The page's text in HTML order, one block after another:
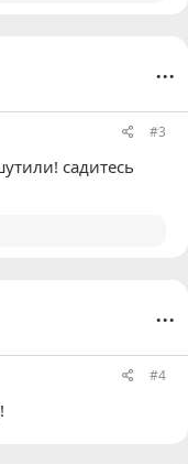
...
#3
садитесь
...
#4